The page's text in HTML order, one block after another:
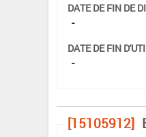
DATE DE FIN DE
-
DATE DE FIN
-
[15105912]